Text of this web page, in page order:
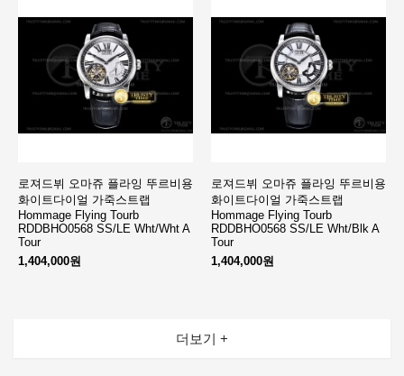
로져드뷔 오마쥬 플라잉 뚜르비용
화이트다이얼 가죽스트랩
Hommage Flying Tourb
RDDBHO0568 SS/LE Wht/Wht A
Tour
1,404,000원
로져드뷔 오마쥬 플라잉 뚜르비용
화이트다이얼 가죽스트랩
Hommage Flying Tourb
RDDBHO0568 SS/LE Wht/Blk A
Tour
1,404,000원
더보기 +